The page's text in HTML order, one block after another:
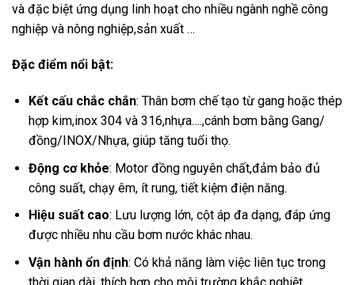
và đặc biệt ứng dụng linh hoạt cho nhiều ngành nghề công
nghiệp và nông nghiệp,sản xuất …
Đặc điểm nổi bật:
Kết cấu chắc chắn: Thân bơm chế tạo từ gang hoặc thép
hợp kim,inox 304 và 316,nhựa….,cánh bơm bằng Gang/
đồng/INOX/Nhựa, giúp tăng tuổi thọ.
Động cơ khỏe: Motor đồng nguyên chất,đảm bảo đủ
công suất, chạy êm, ít rung, tiết kiệm điện năng.
Hiệu suất cao: Lưu lượng lớn, cột áp đa dạng, đáp ứng
được nhiều nhu cầu bơm nước khác nhau.
Vận hành ổn định: Có khả năng làm việc liên tục trong